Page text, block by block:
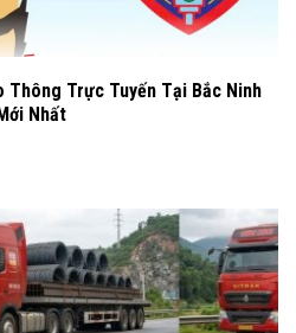
Thông Trực Tuyến Tại Bắc Ninh
Mới Nhất